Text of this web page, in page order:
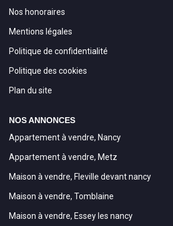
Nos honoraires
Mentions légales
Politique de confidentialité
Politique des cookies
Plan du site
NOS ANNONCES
Appartement à vendre, Nancy
Appartement à vendre, Metz
Maison à vendre, Fleville devant nancy
Maison à vendre, Tomblaine
Maison à vendre, Essey les nancy